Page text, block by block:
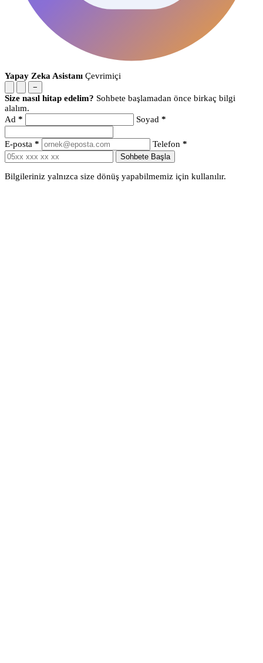
Yapay Zeka Asistanı Çevrimiçi
−
Size nasıl hitap edelim? Sohbete başlamadan önce birkaç bilgi
alalım.
Ad * Soyad *
E-posta * Telefon *
Sohbete Başla
Bilgileriniz yalnızca size dönüş yapabilmemiz için kullanılır.